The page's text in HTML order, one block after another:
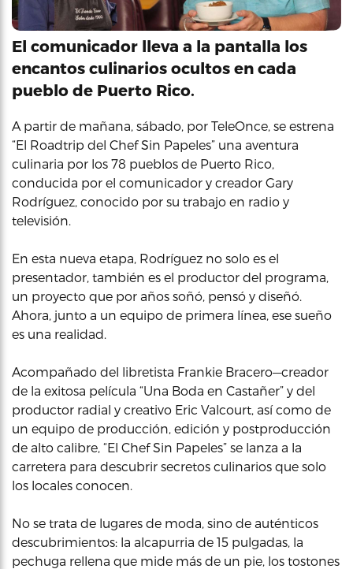
El comunicador lleva a la pantalla los
encantos culinarios ocultos en cada
pueblo de Puerto Rico.
A partir de mañana, sábado, por TeleOnce, se estrena
“El Roadtrip del Chef Sin Papeles” una aventura
culinaria por los 78 pueblos de Puerto Rico,
conducida por el comunicador y creador Gary
Rodríguez, conocido por su trabajo en radio y
televisión.
En esta nueva etapa, Rodríguez no solo es el
presentador, también es el productor del programa,
un proyecto que por años soñó, pensó y diseñó.
Ahora, junto a un equipo de primera línea, ese sueño
es una realidad.
Acompañado del libretista Frankie Bracero—creador
de la exitosa película “Una Boda en Castañer” y del
productor radial y creativo Eric Valcourt, así como de
un equipo de producción, edición y postproducción
de alto calibre, “El Chef Sin Papeles” se lanza a la
carretera para descubrir secretos culinarios que solo
los locales conocen.
No se trata de lugares de moda, sino de auténticos
descubrimientos: la alcapurria de 15 pulgadas, la
pechuga rellena que mide más de un pie, los tostones